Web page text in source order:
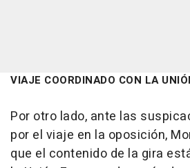
VIAJE COORDINADO CON LA
Por otro lado, ante las
por el viaje en la oposición,
que el contenido de la gira